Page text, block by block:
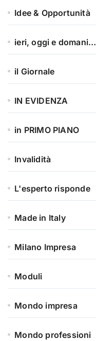
Idee & Opportunità
ieri, oggi e domani…
il Giornale
IN EVIDENZA
in PRIMO PIANO
Invalidità
L'esperto risponde
Made in Italy
Milano Impresa
Moduli
Mondo impresa
Mondo professioni